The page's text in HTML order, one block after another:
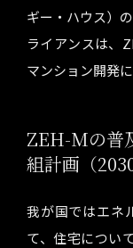
ギー・ハウス）
ライアンスは、
マンション開発
ZEH-Mの普
組計画（
我が国ではエネ
て、住宅につい